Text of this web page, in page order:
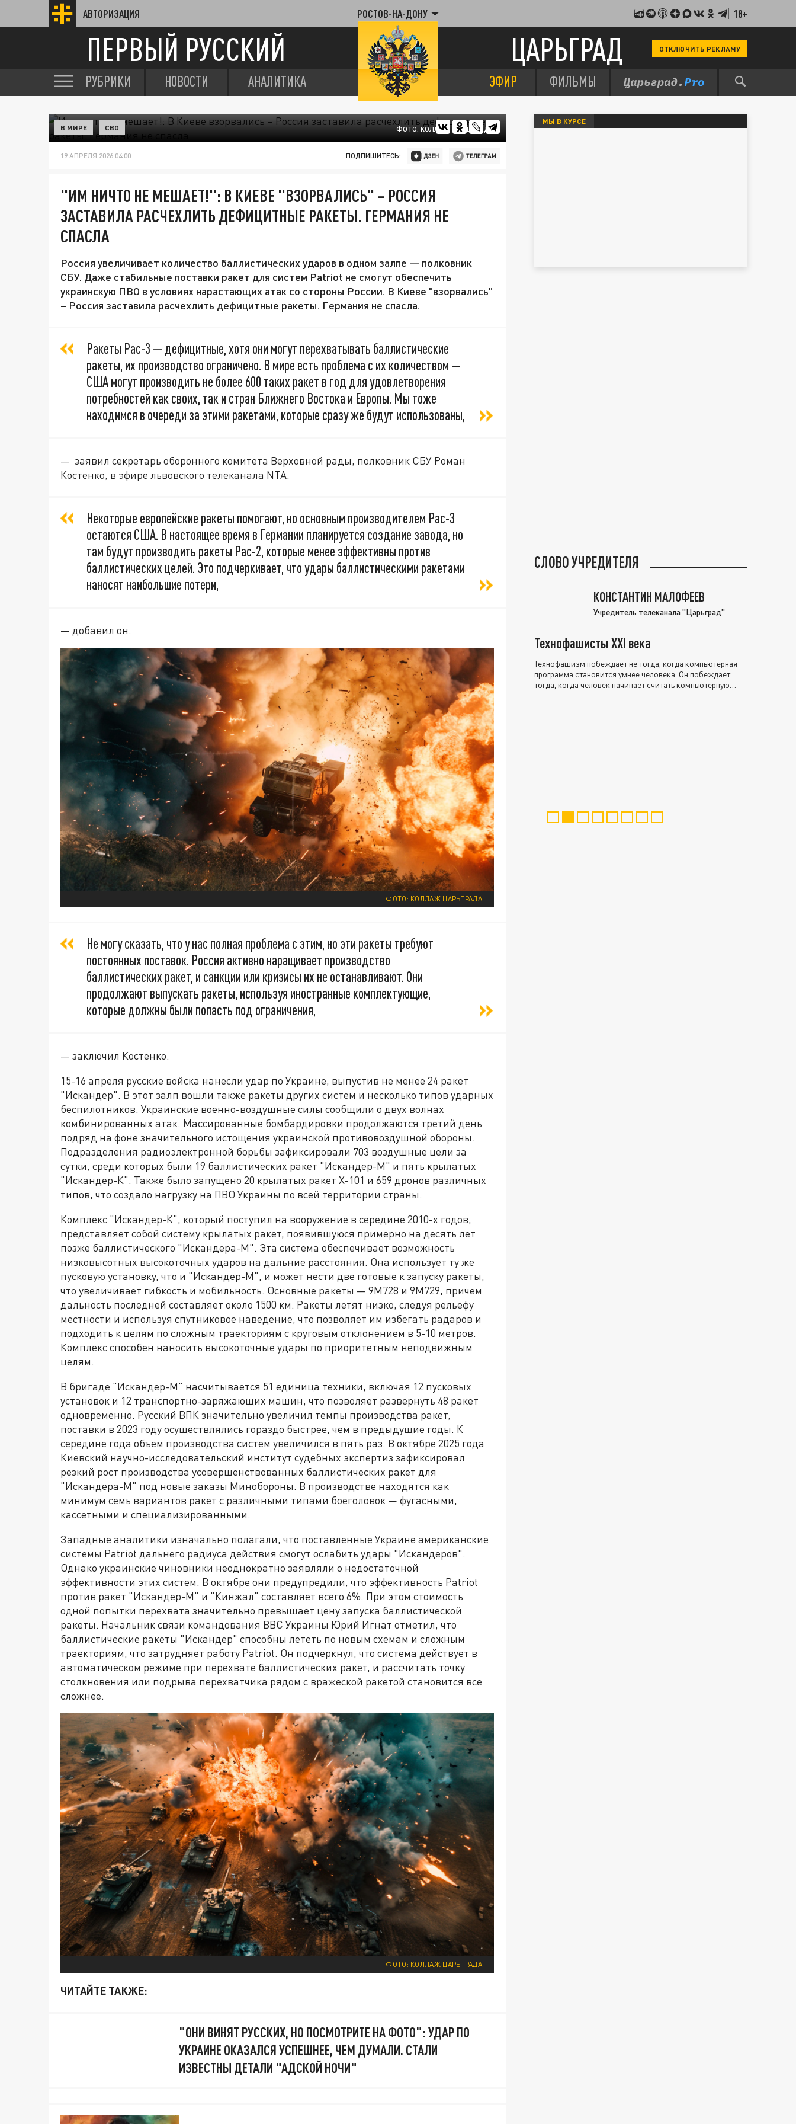
АВТОРИЗАЦИЯ РОСТОВ-НА-ДОНУ 18+
ПЕРВЫЙ РУССКИЙ ЦАРЬГРАД ОТКЛЮЧИТЬ РЕКЛАМУ
РУБРИКИ НОВОСТИ АНАЛИТИКА ЭФИР ФИЛЬМЫ
ФОТО: КОЛЛАЖ ЦАРЬГРАДА
В МИРЕ СВО
19 АПРЕЛЯ 2026 04:00 ПОДПИШИТЕСЬ:
"ИМ НИЧТО НЕ МЕШАЕТ!": В КИЕВЕ "ВЗОРВАЛИСЬ" – РОССИЯ
ЗАСТАВИЛА РАСЧЕХЛИТЬ ДЕФИЦИТНЫЕ РАКЕТЫ. ГЕРМАНИЯ НЕ
СПАСЛА
Россия увеличивает количество баллистических ударов в одном залпе — полковник
СБУ. Даже стабильные поставки ракет для систем Patriot не смогут обеспечить
украинскую ПВО в условиях нарастающих атак со стороны России. В Киеве "взорвались"
– Россия заставила расчехлить дефицитные ракеты. Германия не спасла.
Ракеты Pac-3 — дефицитные, хотя они могут перехватывать баллистические
ракеты, их производство ограничено. В мире есть проблема с их количеством —
США могут производить не более 600 таких ракет в год для удовлетворения
потребностей как своих, так и стран Ближнего Востока и Европы. Мы тоже
находимся в очереди за этими ракетами, которые сразу же будут использованы,
— заявил секретарь оборонного комитета Верховной рады, полковник СБУ Роман
Костенко, в эфире львовского телеканала NTA.
Некоторые европейские ракеты помогают, но основным производителем Pac-3
остаются США. В настоящее время в Германии планируется создание завода, но
там будут производить ракеты Pac-2, которые менее эффективны против
баллистических целей. Это подчеркивает, что удары баллистическими ракетами
наносят наибольшие потери,
— добавил он.
ФОТО: КОЛЛАЖ ЦАРЬГРАДА
Не могу сказать, что у нас полная проблема с этим, но эти ракеты требуют
постоянных поставок. Россия активно наращивает производство
баллистических ракет, и санкции или кризисы их не останавливают. Они
продолжают выпускать ракеты, используя иностранные комплектующие,
которые должны были попасть под ограничения,
— заключил Костенко.
15-16 апреля русские войска нанесли удар по Украине, выпустив не менее 24 ракет
"Искандер". В этот залп вошли также ракеты других систем и несколько типов ударных
беспилотников. Украинские военно-воздушные силы сообщили о двух волнах
комбинированных атак. Массированные бомбардировки продолжаются третий день
подряд на фоне значительного истощения украинской противовоздушной обороны.
Подразделения радиоэлектронной борьбы зафиксировали 703 воздушные цели за
сутки, среди которых были 19 баллистических ракет "Искандер-М" и пять крылатых
"Искандер-К". Также было запущено 20 крылатых ракет Х-101 и 659 дронов различных
типов, что создало нагрузку на ПВО Украины по всей территории страны.
Комплекс "Искандер-К", который поступил на вооружение в середине 2010-х годов,
представляет собой систему крылатых ракет, появившуюся примерно на десять лет
позже баллистического "Искандера-М". Эта система обеспечивает возможность
низковысотных высокоточных ударов на дальние расстояния. Она использует ту же
пусковую установку, что и "Искандер-М", и может нести две готовые к запуску ракеты,
что увеличивает гибкость и мобильность. Основные ракеты — 9M728 и 9M729, причем
дальность последней составляет около 1500 км. Ракеты летят низко, следуя рельефу
местности и используя спутниковое наведение, что позволяет им избегать радаров и
подходить к целям по сложным траекториям с круговым отклонением в 5-10 метров.
Комплекс способен наносить высокоточные удары по приоритетным неподвижным
целям.
В бригаде "Искандер-М" насчитывается 51 единица техники, включая 12 пусковых
установок и 12 транспортно-заряжающих машин, что позволяет развернуть 48 ракет
одновременно. Русский ВПК значительно увеличил темпы производства ракет,
поставки в 2023 году осуществлялись гораздо быстрее, чем в предыдущие годы. К
середине года объем производства систем увеличился в пять раз. В октябре 2025 года
Киевский научно-исследовательский институт судебных экспертиз зафиксировал
резкий рост производства усовершенствованных баллистических ракет для
"Искандера-М" под новые заказы Минобороны. В производстве находятся как
минимум семь вариантов ракет с различными типами боеголовок — фугасными,
кассетными и специализированными.
Западные аналитики изначально полагали, что поставленные Украине американские
системы Patriot дальнего радиуса действия смогут ослабить удары "Искандеров".
Однако украинские чиновники неоднократно заявляли о недостаточной
эффективности этих систем. В октябре они предупредили, что эффективность Patriot
против ракет "Искандер-М" и "Кинжал" составляет всего 6%. При этом стоимость
одной попытки перехвата значительно превышает цену запуска баллистической
ракеты. Начальник связи командования ВВС Украины Юрий Игнат отметил, что
баллистические ракеты "Искандер" способны лететь по новым схемам и сложным
траекториям, что затрудняет работу Patriot. Он подчеркнул, что система действует в
автоматическом режиме при перехвате баллистических ракет, и рассчитать точку
столкновения или подрыва перехватчика рядом с вражеской ракетой становится все
сложнее.
ФОТО: КОЛЛАЖ ЦАРЬГРАДА
ЧИТАЙТЕ ТАКЖЕ:
"ОНИ ВИНЯТ РУССКИХ, НО ПОСМОТРИТЕ НА ФОТО": УДАР ПО
УКРАИНЕ ОКАЗАЛСЯ УСПЕШНЕЕ, ЧЕМ ДУМАЛИ. СТАЛИ
ИЗВЕСТНЫ ДЕТАЛИ "АДСКОЙ НОЧИ"
МЫ В КУРСЕ
СЛОВО УЧРЕДИТЕЛЯ
КОНСТАНТИН МАЛОФЕЕВ
Учредитель телеканала "Царьград"
Технофашисты XXI века
Технофашизм побеждает не тогда, когда компьютерная
программа становится умнее человека. Он побеждает
тогда, когда человек начинает считать компьютерную